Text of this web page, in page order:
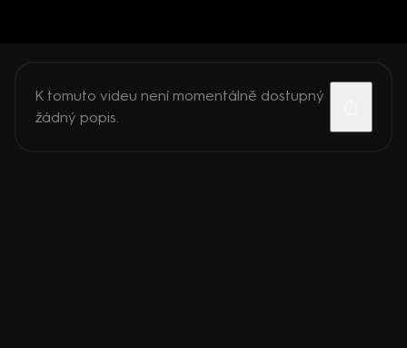
K tomuto videu není momentálně dostupný
žádný popis.